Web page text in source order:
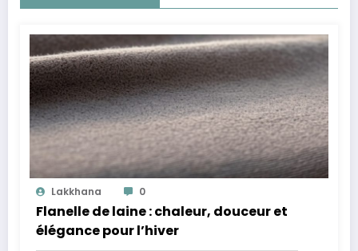
Lakkhana 0
Flanelle de laine : chaleur, douceur et
élégance pour l’hiver